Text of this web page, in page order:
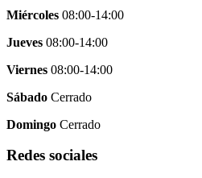
Miércoles 08:00-14:00
Jueves 08:00-14:00
Viernes 08:00-14:00
Sábado Cerrado
Domingo Cerrado
Redes sociales